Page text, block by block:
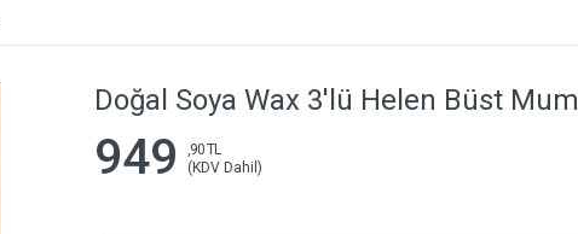
Doğal Soya Wax 3'lü Helen Büst Mum
949
,90 TL
(KDV Dahil)